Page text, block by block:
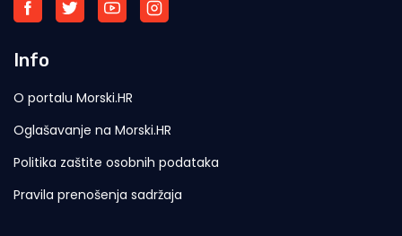
Info
O portalu Morski.HR
Oglašavanje na Morski.HR
Politika zaštite osobnih podataka
Pravila prenošenja sadržaja